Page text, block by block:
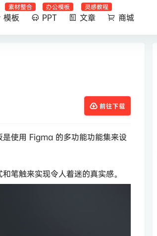
模板
素材整合
PPT
办公模板
文章
灵感教程
商城
前往下载
使用 Figma 的多功能功能集来设
笔触来实现令人着迷的真实感。